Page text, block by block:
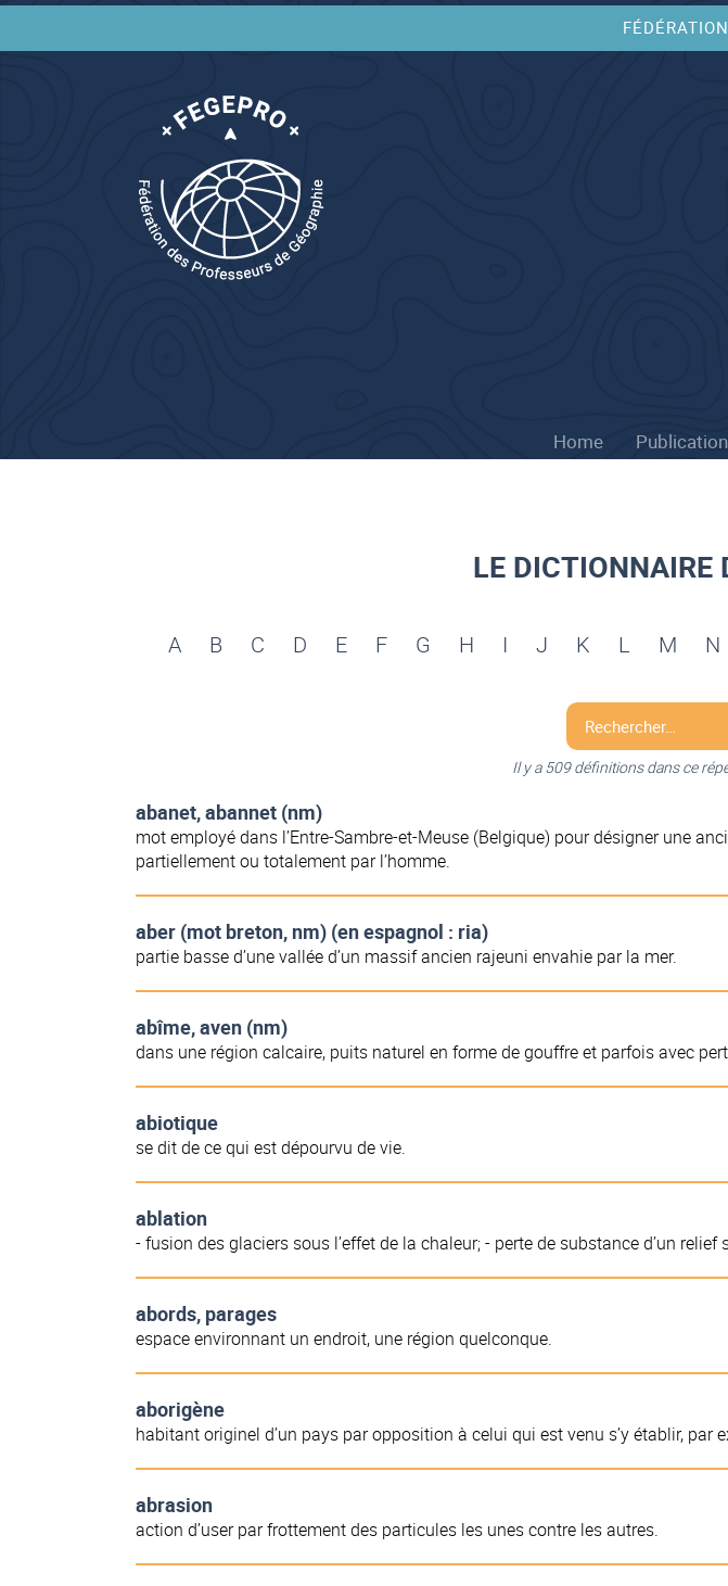
Home
LE DICTIONNAIRE
A B C D E F G H I J K L M N
Il y a 509 définitions dans ce
abanet, abannet (nm)
mot employé dans l’Entre-Sambre-et-Meuse (Belgique) pour désigner une
partiellement ou totalement par l’homme.
aber (mot breton, nm) (en espagnol : ria)
partie basse d’une vallée d’un massif ancien rajeuni envahie par la mer.
abîme, aven (nm)
dans une région calcaire, puits naturel en forme de gouffre et parfois avec
abiotique
se dit de ce qui est dépourvu de vie.
ablation
- fusion des glaciers sous l’effet de la chaleur; - perte de substance d’un
abords, parages
espace environnant un endroit, une région quelconque.
aborigène
habitant originel d’un pays par opposition à celui qui est venu s’y établir, par
abrasion
action d’user par frottement des particules les unes contre les autres.